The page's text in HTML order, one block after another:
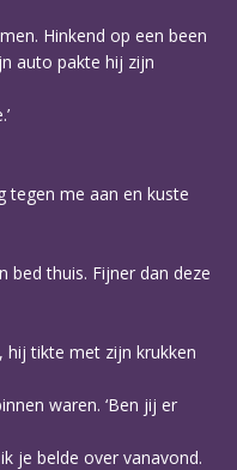
Hinkend op een been
auto pakte hij zijn
tegen me aan en kuste
bed thuis. Fijner dan deze
hij tikte met zijn krukken
waren. ‘Ben jij er
je belde over vanavond.